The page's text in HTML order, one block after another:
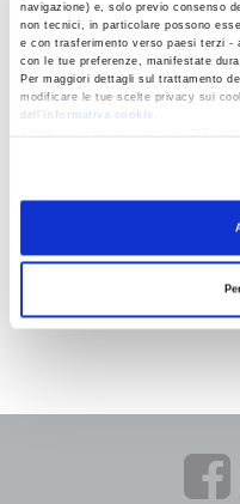
navigazione) e, solo previo consenso
non tecnici, in particolare possono
e con trasferimento verso paesi terzi -
con le tue preferenze, manifestate
Per maggiori dettagli sul trattamento
modificare le tue scelte privacy sui
dell’
informativa cookie